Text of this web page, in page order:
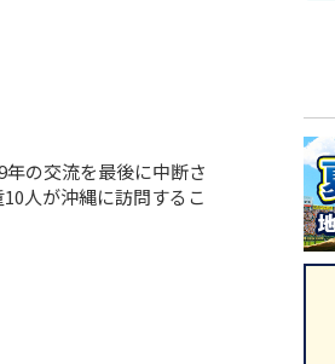
の交流を最後に中断さ
人が沖縄に訪問するこ